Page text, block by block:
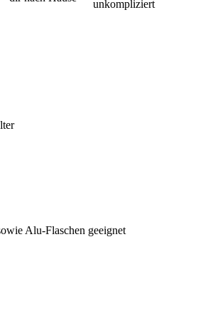
unkompliziert
Alu-Flaschen geeignet